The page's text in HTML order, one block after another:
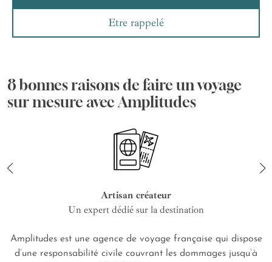
Etre rappelé
8 bonnes raisons de faire un voyage
sur mesure avec Amplitudes
Artisan créateur
Un expert dédié sur la destination
Amplitudes est une agence de voyage française qui dispose
d’une responsabilité civile couvrant les dommages jusqu’à